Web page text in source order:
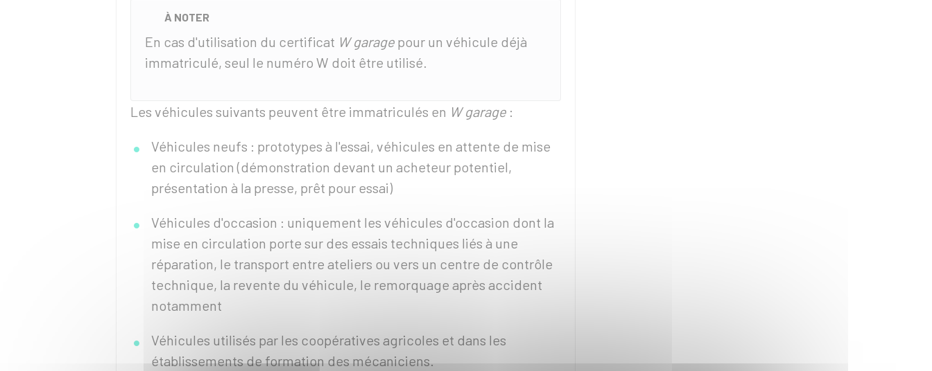
À NOTER
En cas d'utilisation du certificat W garage pour un véhicule déjà
immatriculé, seul le numéro W doit être utilisé.
Les véhicules suivants peuvent être immatriculés en W garage :
Véhicules neufs : prototypes à l'essai, véhicules en attente de mise
en circulation (démonstration devant un acheteur potentiel,
présentation à la presse, prêt pour essai)
Véhicules d'occasion : uniquement les véhicules d'occasion dont la
mise en circulation porte sur des essais techniques liés à une
réparation, le transport entre ateliers ou vers un centre de contrôle
technique, la revente du véhicule, le remorquage après accident
notamment
Véhicules utilisés par les coopératives agricoles et dans les
établissements de formation des mécaniciens.